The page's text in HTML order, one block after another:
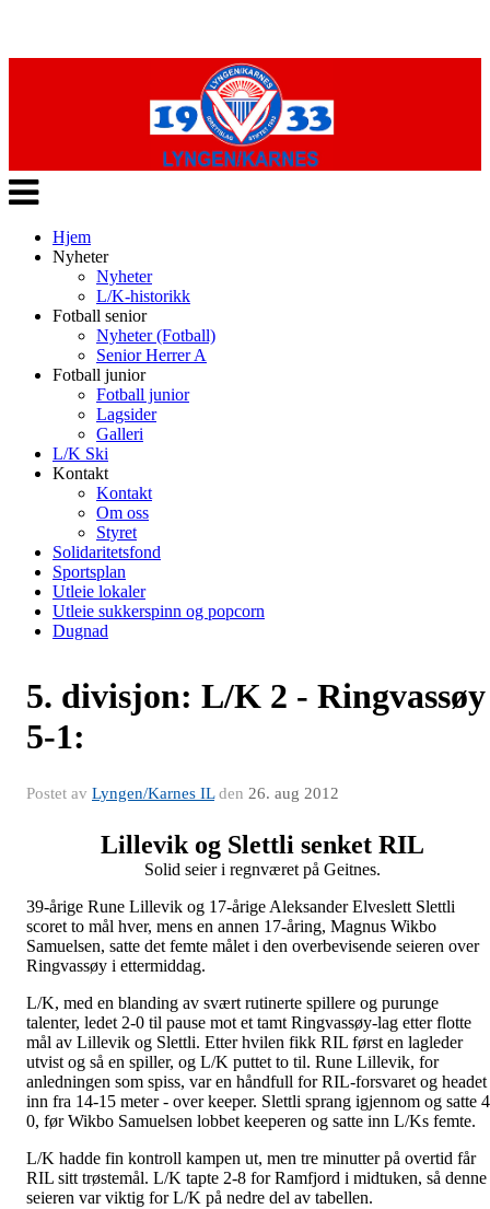
Veksle
navigasjon
Hjem
Nyheter
Nyheter
L/K-historikk
Fotball senior
Nyheter (Fotball)
Senior Herrer A
Fotball junior
Fotball junior
Lagsider
Galleri
L/K Ski
Kontakt
Kontakt
Om oss
Styret
Solidaritetsfond
Sportsplan
Utleie lokaler
Utleie sukkerspinn og popcorn
Dugnad
5. divisjon: L/K 2 - Ringvassøy
5-1:
Postet av Lyngen/Karnes ILden 26. aug 2012
Lillevik og Slettli senket RIL
Solid seier i regnværet på Geitnes.
39-årige Rune Lillevik og 17-årige Aleksander Elveslett Slettli
scoret to mål hver, mens en annen 17-åring, Magnus Wikbo
Samuelsen, satte det femte målet i den overbevisende seieren over
Ringvassøy i ettermiddag.
L/K, med en blanding av svært rutinerte spillere og purunge
talenter, ledet 2-0 til pause mot et tamt Ringvassøy-lag etter flotte
mål av Lillevik og Slettli. Etter hvilen fikk RIL først en lagleder
utvist og så en spiller, og L/K puttet to til. Rune Lillevik, for
anledningen som spiss, var en håndfull for RIL-forsvaret og headet
inn fra 14-15 meter - over keeper. Slettli sprang igjennom og satte
0, før Wikbo Samuelsen lobbet keeperen og satte inn L/Ks femte.
L/K hadde fin kontroll kampen ut, men tre minutter på overtid får
RIL sitt trøstemål. L/K tapte 2-8 for Ramfjord i midtuken, så denne
seieren var viktig for L/K på nedre del av tabellen.